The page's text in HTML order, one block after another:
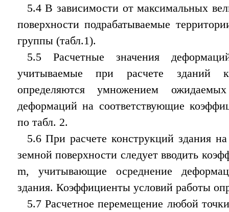
5.4 В зависимости от максимальных
поверхности подрабатываемые
группы (табл.1).
5.5 Расчетные значения
учитываемые при расчете зданий
определяются умножением
деформаций на соответствующие
по табл. 2.
5.6 При расчете конструкций здания
земной поверхности следует вводить
m, учитывающие осреднение
здания. Коэффициенты условий работы
5.7 Расчетное перемещение любой